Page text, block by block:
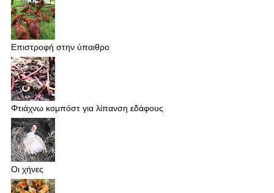
Επιστροφή στην ύπαιθρο
Φτιάχνω κομπόστ για λίπανση εδάφους
Οι χήνες